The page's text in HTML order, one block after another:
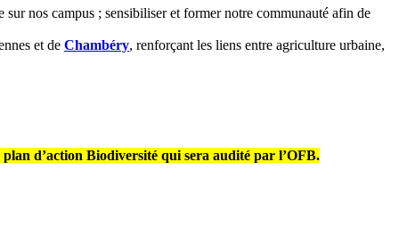
nos campus ; sensibiliser et former notre communauté afin de
et de Chambéry, renforçant les liens entre agriculture urbaine,
d’action Biodiversité qui sera audité par l’OFB.